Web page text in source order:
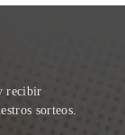
recibir
sorteos.